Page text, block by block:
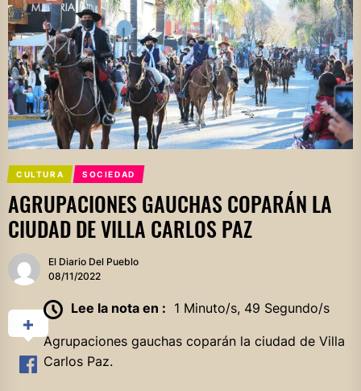
CULTURA SOCIEDAD
AGRUPACIONES GAUCHAS COPARÁN LA
CIUDAD DE VILLA CARLOS PAZ
El Diario Del Pueblo
08/11/2022
Lee la nota en : 1 Minuto/s, 49 Segundo/s
Agrupaciones gauchas coparán la ciudad de Villa
Carlos Paz.